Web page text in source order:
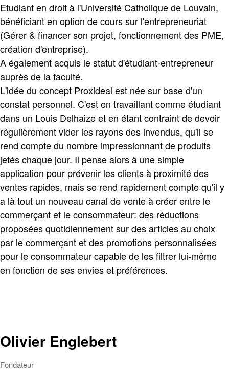
Etudiant en droit à l'Université Catholique de Louvain,
bénéficiant en option de cours sur l'entrepreneuriat
(Gérer & financer son projet, fonctionnement des PME,
création d'entreprise).
A également acquis le statut d'étudiant-entrepreneur
auprès de la faculté.
L'idée du concept Proxideal est née sur base d'un
constat personnel. C'est en travaillant comme étudiant
dans un Louis Delhaize et en étant contraint de devoir
régulièrement vider les rayons des invendus, qu'il se
rend compte du nombre impressionnant de produits
jetés chaque jour. Il pense alors à une simple
application pour prévenir les clients à proximité des
ventes rapides, mais se rend rapidement compte qu'il y
a là tout un nouveau canal de vente à créer entre le
commerçant et le consommateur: des réductions
proposées quotidiennement sur des articles au choix
par le commerçant et des promotions personnalisées
pour le consommateur capable de les filtrer lui-même
en fonction de ses envies et préférences.
Olivier Englebert
Fondateur